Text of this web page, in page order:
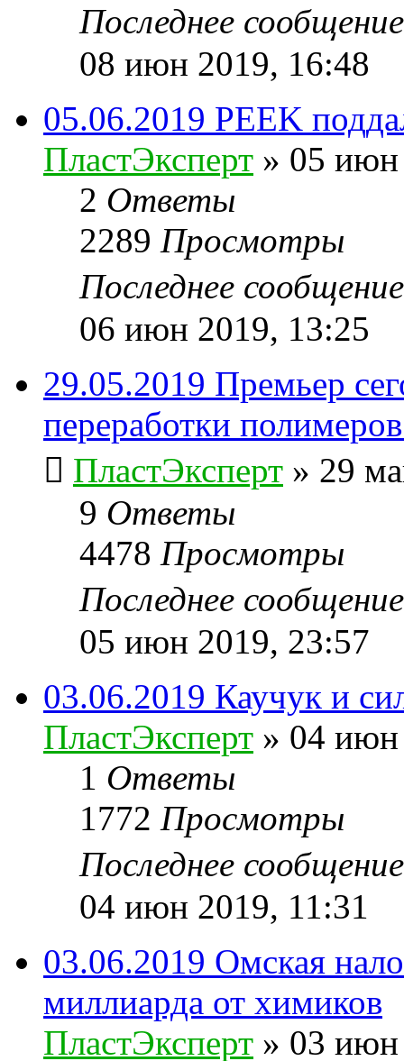
Последнее
08 июн 2019, 16:48
05.06.2019 PEEK
ПластЭксперт » 05 июн
2 Ответы
2289 Просмотры
Последнее
06 июн 2019, 13:25
29.05.2019 Премьер
переработки
ПластЭксперт » 29
9 Ответы
4478 Просмотры
Последнее
05 июн 2019, 23:57
03.06.2019 Каучук и
ПластЭксперт » 04 июн
1 Ответы
1772 Просмотры
Последнее
04 июн 2019, 11:31
03.06.2019 Омская
миллиарда от химиков
ПластЭксперт » 03 июн